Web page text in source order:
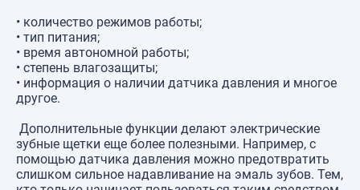
• количество режимов работы;
• тип питания;
• время автономной работы;
• степень влагозащиты;
• информация о наличии датчика давления и многое
другое.
Дополнительные функции делают электрические
зубные щетки еще более полезными. Например, с
помощью датчика давления можно предотвратить
слишком сильное надавливание на эмаль зубов. Тем,